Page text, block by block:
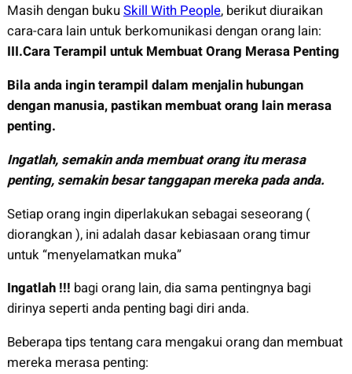
Masih dengan bukuSkill With People, berikut diuraikan
cara-cara lain untuk berkomunikasi dengan orang lain:
III.Cara Terampil untuk Membuat Orang Merasa Penting
Bila anda ingin terampil dalam menjalin hubungan
dengan manusia, pastikan membuat orang lain merasa
penting.
Ingatlah, semakin anda membuat orang itu merasa
penting, semakin besar tanggapan mereka pada anda.
Setiap orang ingin diperlakukan sebagai seseorang (
diorangkan ), ini adalah dasar kebiasaan orang timur
untuk “menyelamatkan muka”
Ingatlah !!! bagi orang lain, dia sama pentingnya bagi
dirinya seperti anda penting bagi diri anda.
Beberapa tips tentang cara mengakui orang dan membuat
mereka merasa penting: